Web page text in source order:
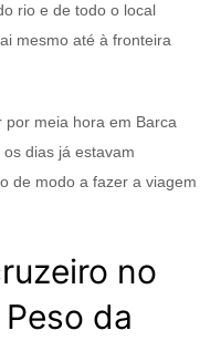
rio e de todo o local
mesmo até à fronteira
por meia hora em Barca
os dias já estavam
de modo a fazer a viagem
no
da